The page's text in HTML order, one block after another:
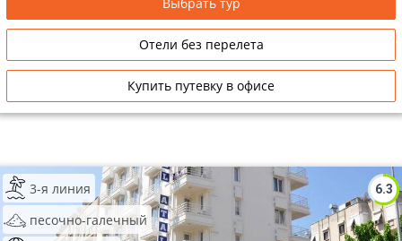
Отели без перелета
Купить путевку в офисе
6.3
3-я линия
песочно-галечный